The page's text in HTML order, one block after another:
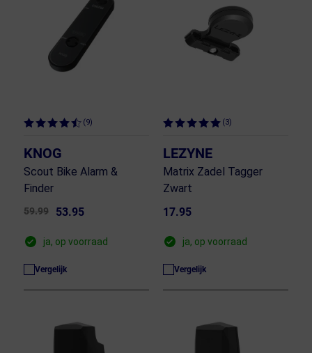
(9)
KNOG
Scout Bike Alarm &
Finder
59.99 53.95
ja, op voorraad
Vergelijk
(3)
LEZYNE
Matrix Zadel Tagger
Zwart
17.95
ja, op voorraad
Vergelijk